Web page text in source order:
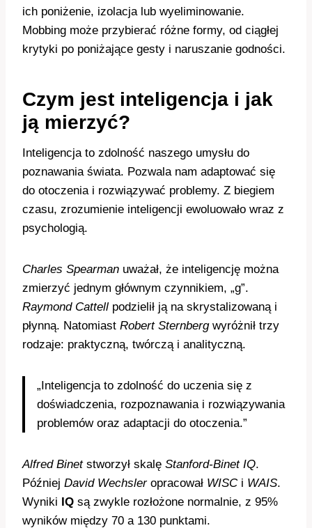
ich poniżenie, izolacja lub wyeliminowanie.
Mobbing może przybierać różne formy, od ciągłej
krytyki po poniżające gesty i naruszanie godności.
Czym jest inteligencja i jak
ją mierzyć?
Inteligencja to zdolność naszego umysłu do
poznawania świata. Pozwala nam adaptować się
do otoczenia i rozwiązywać problemy. Z biegiem
czasu, zrozumienie inteligencji ewoluowało wraz z
psychologią.
Charles Spearman uważał, że inteligencję można
zmierzyć jednym głównym czynnikiem, „g”.
Raymond Cattell podzielił ją na skrystalizowaną i
płynną. Natomiast Robert Sternbergwyróżnił trzy
rodzaje: praktyczną, twórczą i analityczną.
„Inteligencja to zdolność do uczenia się z
doświadczenia, rozpoznawania i rozwiązywania
problemów oraz adaptacji do otoczenia.”
Alfred Binetstworzył skalę Stanford-Binet IQ.
Później David Wechsleropracował WISCi WAIS.
Wyniki IQ są zwykle rozłożone normalnie, z 95%
wyników między 70 a 130 punktami.